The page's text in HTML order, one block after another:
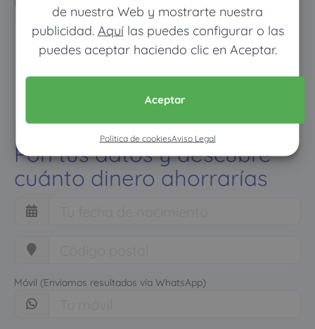
de nuestra Web y mostrarte nuestra
publicidad. Aquílas puedes configurar o las
puedes aceptar haciendo clic en Aceptar.
Aceptar
Política de cookiesAviso Legal
Pon tus datos y descubre
cuánto dinero ahorrarías
Móvil (Enviamos resultados vía WhatsApp)